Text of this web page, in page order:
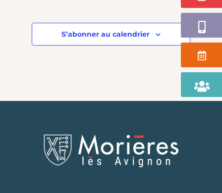
S’abonner au calendrier
Application
Agenda
Portail
Famille